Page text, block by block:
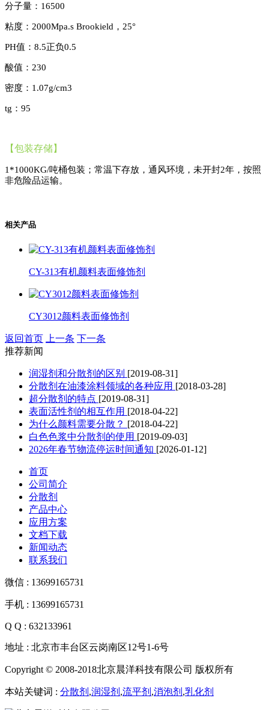
分子量： 16500
粘度： 2000Mpa.s Brookield，25°
PH值：8.5正负0.5
酸值： 230
密度： 1.07g/cm3
tg：95
【包装存储 】
1*1000KG/吨桶包装；常温下存放，通风环境，未开封2年，按照
非危险品运输。
相关产品
CY-313有机颜料表面修饰剂
CY3012颜料表面修饰剂
返回首页 上一条 下一条
推荐新闻
润湿剂和分散剂的区别 [2019-08-31]
分散剂在油漆涂料领域的各种应用 [2018-03-28]
超分散剂的特点 [2019-08-31]
表面活性剂的相互作用 [2018-04-22]
为什么颜料需要分散？ [2018-04-22]
白色色浆中分散剂的使用 [2019-09-03]
2026年春节物流停运时间通知 [2026-01-12]
首页
公司简介
分散剂
产品中心
应用方案
文档下载
新闻动态
联系我们
微信 : 13699165731
手机 : 13699165731
Q Q : 632133961
地址 : 北京市丰台区云岗南区12号1-6号
Copyright © 2008-2018北京晨洋科技有限公司 版权所有
本站关键词 : 分散剂 ,润湿剂 ,流平剂 ,消泡剂 ,乳化剂